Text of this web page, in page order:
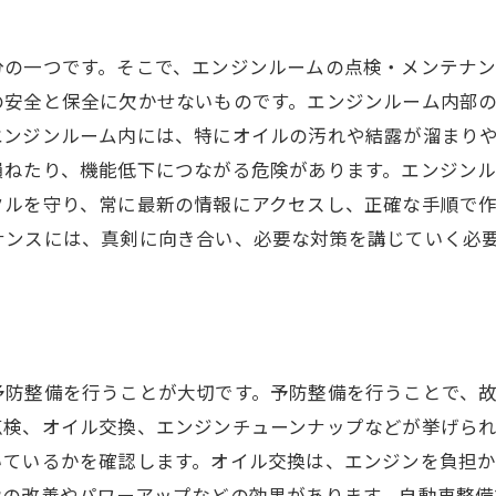
一つです。そこで、エンジンルームの点検・メンテナ
全と保全に欠かせないものです。エンジンルーム内部
ジンルーム内には、特にオイルの汚れや結露が溜まり
たり、機能低下につながる危険があります。エンジン
を守り、常に最新の情報にアクセスし、正確な手順で
スには、真剣に向き合い、必要な対策を講じていく必
整備を行うことが大切です。予防整備を行うことで、
、オイル交換、エンジンチューンナップなどが挙げら
いるかを確認します。オイル交換は、エンジンを負担